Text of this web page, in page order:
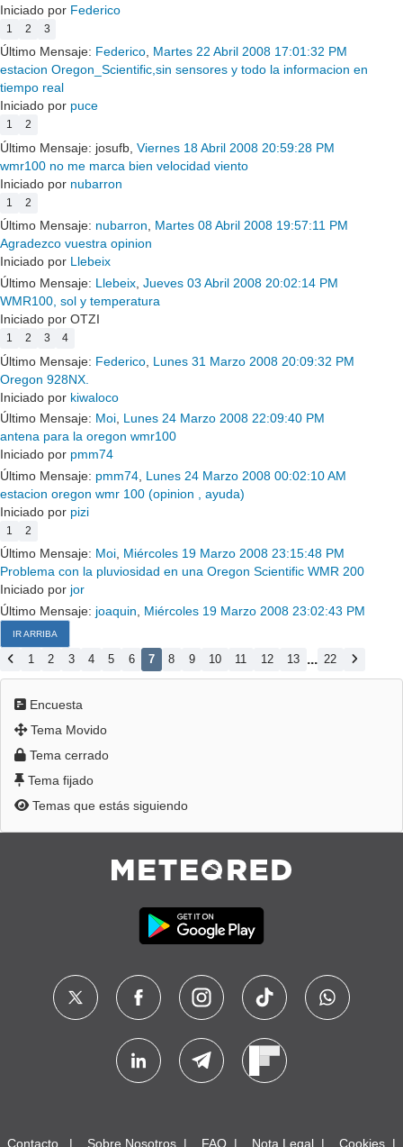
Iniciado por Federico
1 2 3
Último Mensaje: Federico Martes 22 Abril 2008 17:01:32 PM
estacion Oregon_Scientific,sin sensores y todo la informacion en
tiempo real
Iniciado por puce
1 2
Último Mensaje: josufb, Viernes 18 Abril 2008 20:59:28 PM
wmr100 no me marca bien velocidad viento
Iniciado por nubarron
1 2
Último Mensaje: nubarron, Martes 08 Abril 2008 19:57:11 PM
Agradezco vuestra opinion
Iniciado por Llebeix
Último Mensaje: Llebeix Jueves 03 Abril 2008 20:02:14 PM
WMR100, sol y temperatura
Iniciado por OTZI
1 2 3 4
Último Mensaje: Federico Lunes 31 Marzo 2008 20:09:32 PM
Oregon 928NX.
Iniciado por kiwaloco
Último Mensaje: Moi Lunes 24 Marzo 2008 22:09:40 PM
antena para la oregon wmr100
Iniciado por pmm74
Último Mensaje: pmm74 Lunes 24 Marzo 2008 00:02:10 AM
estacion oregon wmr 100 (opinion , ayuda)
Iniciado por pizi
1 2
Último Mensaje: Moi, Miércoles 19 Marzo 2008 23:15:48 PM
Problema con la pluviosidad en una Oregon Scientific WMR 200
Iniciado por jor
Último Mensaje: joaquin Miércoles 19 Marzo 2008 23:02:43 PM
IR ARRIBA
1 2 3 4 5 6 7 8 9 10 11 12 13 ... 22
Encuesta
Tema Movido
Tema cerrado
Tema fijado
Temas que estás siguiendo
Contacto Sobre Nosotros FAQ Nota Legal Cookies